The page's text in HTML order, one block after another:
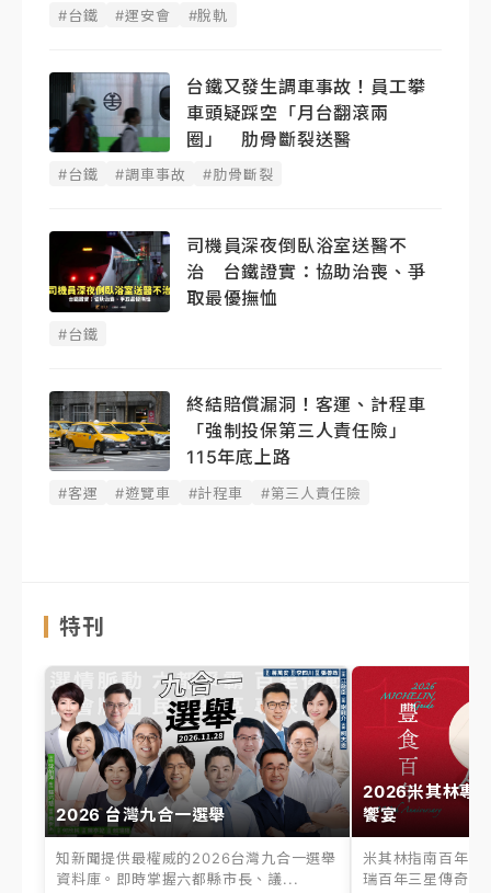
#台鐵 #運安會 #脫軌
台鐵又發生調車事故！員工攀
車頭疑踩空「月台翻滾兩
圈」 肋骨斷裂送醫
#台鐵 #調車事故 #肋骨斷裂
司機員深夜倒臥浴室送醫不
治 台鐵證實：協助治喪、爭
取最優撫恤
#台鐵
終結賠償漏洞！客運、計程車
「強制投保第三人責任險」
115年底上路
#客運 #遊覽車 #計程車 #第三人責任險
特刊
2026 台灣九合一選舉
知新聞提供最權威的2026台灣九合一選舉
資料庫。即時掌握六都縣市長、議...
2026米其林專
饗宴
米其林指南百年之
瑞百年三星傳奇、